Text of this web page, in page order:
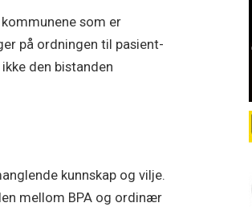
som er
på ordningen til pasient-
den bistanden
kunnskap og vilje.
mellom BPA og ordinær